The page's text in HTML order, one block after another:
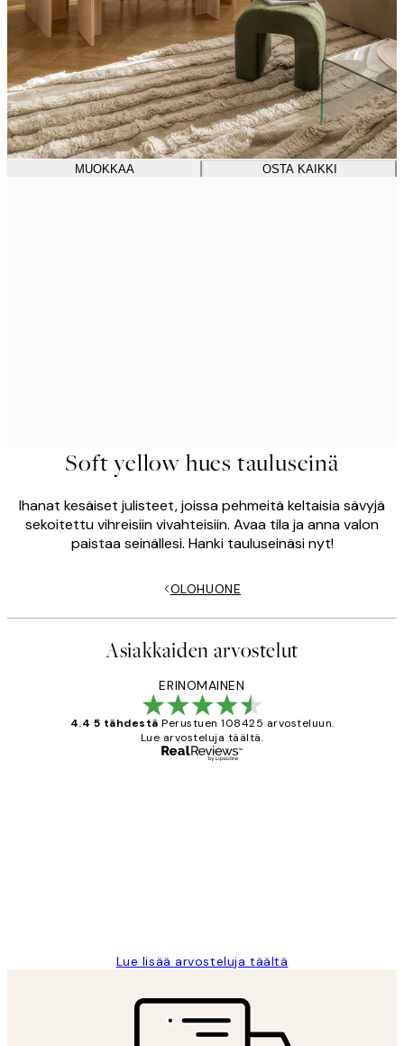
MUOKKAA OSTA KAIKKI
Soft yellow hues tauluseinä
Ihanat kesäiset julisteet, joissa pehmeitä keltaisia sävyjä
sekoitettu vihreisiin vivahteisiin. Avaa tila ja anna valon
paistaa seinällesi. Hanki tauluseinäsi nyt!
OLOHUONE
Asiakkaiden arvostelut
ERINOMAINEN
4.4 5 tähdestä Perustuen 108425 arvosteluun.
Lue arvosteluja täältä.
Lue lisää arvosteluja täältä